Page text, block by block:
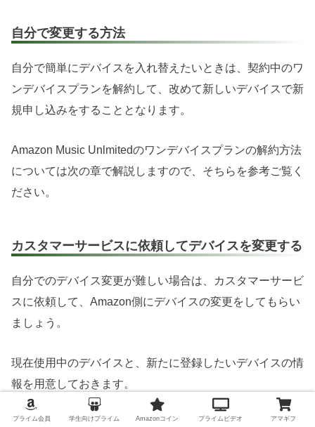
自分で変更する方法
自分で簡単にデバイスを入れ替えたいときは、契約中のワ
ンデバイスプランを解約して、改めて新しいデバイスで新
規申し込みをすることとなります。
Amazon Music Unlmitedのワンデバイスプランの解約方法
については次の章で解説しますので、そちらを参考ご覧く
ださい。
カスタマーサービスに依頼してデバイスを変更する
自分でのデバイス変更が難しい場合は、カスタマーサービ
スに依頼して、Amazon側にデバイスの変更をしてもらい
ましょう。
現在使用中のデバイスと、新たに登録したいデバイスの情
報を用意しておきます。
Amazonへの問い合わせ方法について詳しくは、以下の記
プライム会員 学生向けプライム Amazonコイン プライムビデオ アマギフ